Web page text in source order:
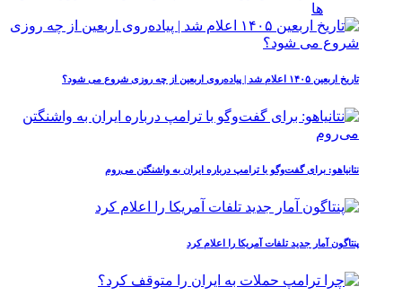
ها
تاریخ اربعین ۱۴۰۵ اعلام شد | پیاده‌روی اربعین از چه روزی شروع می‌ شود؟
نتانیاهو: برای گفت‌وگو با ترامپ درباره ایران به واشنگتن می‌روم
پنتاگون آمار جدید تلفات آمریکا را اعلام کرد